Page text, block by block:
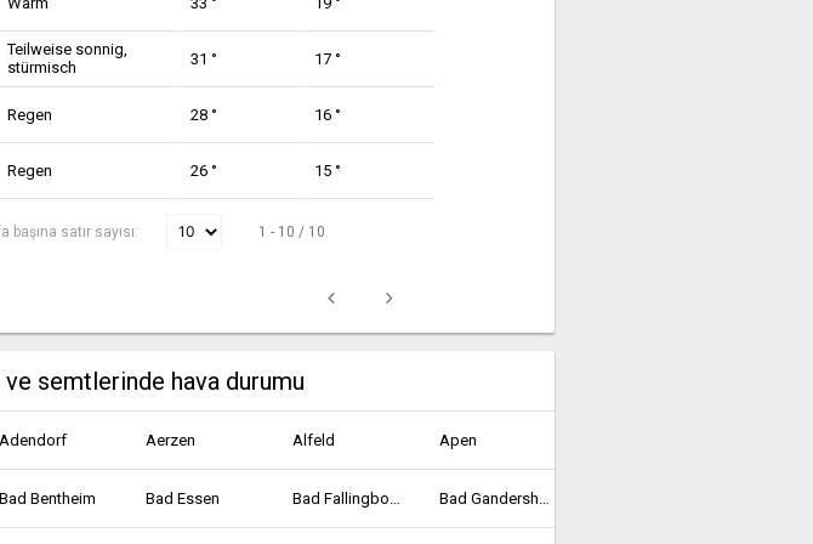
Teilweise sonnig,
stürmisch
31 ° 17 °
Regen 28 ° 16 °
Regen 26 ° 15 °
başına satır sayısı: 1 - 10 / 10
semtlerinde hava durumu
Adendorf Aerzen Alfeld Apen
Bad Bentheim Bad Essen Bad Fallingbostel Bad Gandersheim